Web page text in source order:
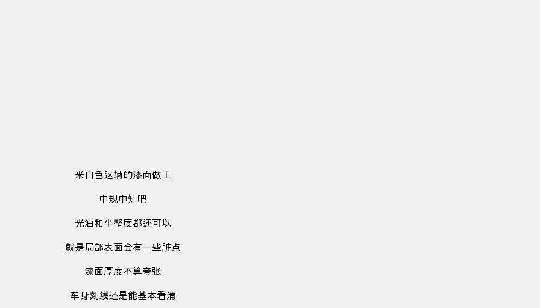
米白色这辆的漆面做工
中规中矩吧
光油和平整度都还可以
就是局部表面会有一些脏点
漆面厚度不算夸张
车身刻线还是能基本看清